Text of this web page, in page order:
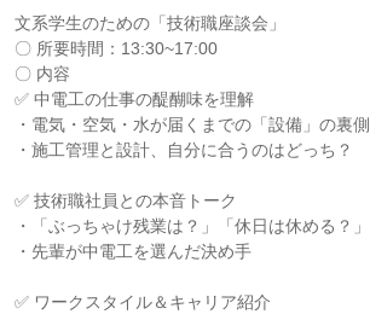
文系学生のための「技術職座談会」
〇 所要時間：13:30~17:00
〇 内容
✅ 中電工の仕事の醍醐味を理解
・電気・空気・水が届くまでの「設備」の裏側
・施工管理と設計、自分に合うのはどっち？
✅ 技術職社員との本音トーク
・「ぶっちゃけ残業は？」「休日は休める？」
・先輩が中電工を選んだ決め手
✅ ワークスタイル＆キャリア紹介